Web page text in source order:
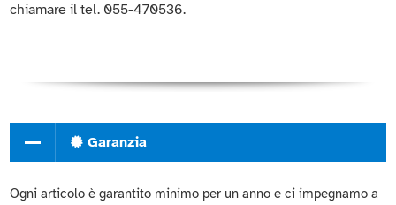
chiamare il tel. 055-470536.
Garanzia
Ogni articolo è garantito minimo per un anno e ci impegnamo a